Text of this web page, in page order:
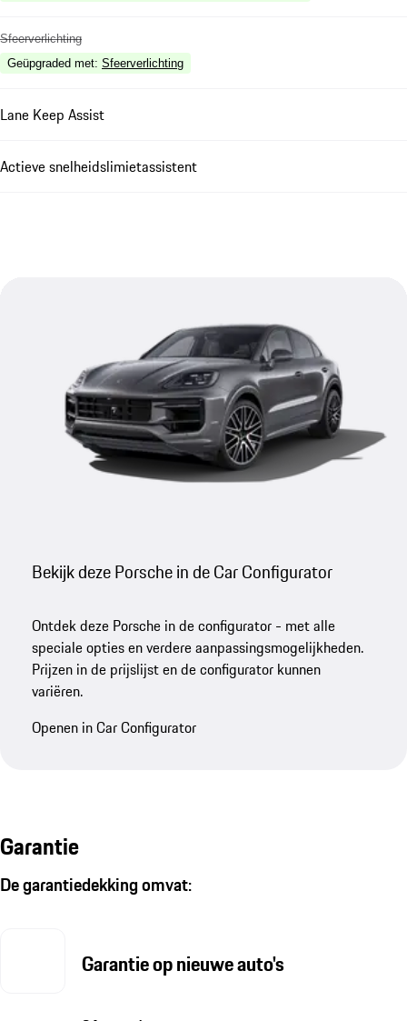
Sfeerverlichting
Geüpgraded met: Sfeerverlichting
Lane Keep Assist
Actieve snelheidslimietassistent
Bekijk deze Porsche in de Car Configurator
Ontdek deze Porsche in de configurator - met alle
speciale opties en verdere aanpassingsmogelijkheden.
Prijzen in de prijslijst en de configurator kunnen
variëren.
Openen in Car Configurator
Garantie
De garantiedekking omvat:
Garantie op nieuwe auto's